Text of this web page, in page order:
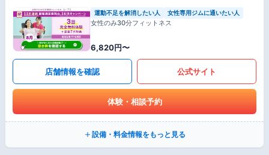
運動不足を解消したい人 女性専用ジムに通いたい人
女性のみ30分フィットネス
6,820円〜
店舗情報を確認 公式サイト
体験・相談予約
設備・料金情報をもっと見る